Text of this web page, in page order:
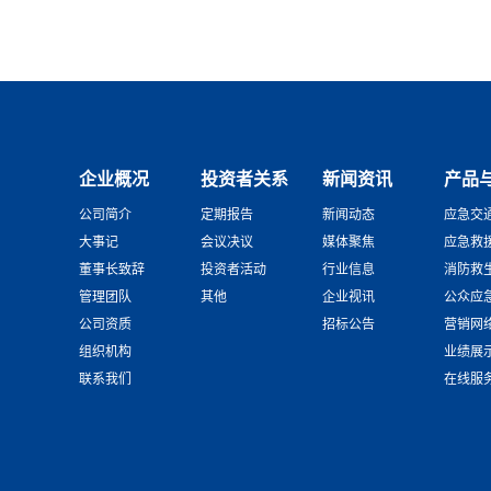
企业概况
公司简介
大事记
董事长致辞
管理团队
公司资质
组织机构
联系我们
投资者关系
定期报告
会议决议
投资者活动
其他
新闻资讯
新闻动态
媒体聚焦
行业信息
企业视讯
招标公告
产品
应急交
应急救
消防救
公众应
营销网
业绩展
在线服